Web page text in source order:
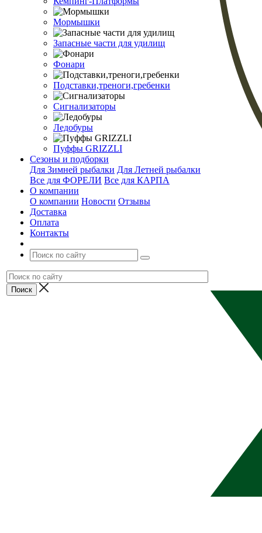
Мормышки
Запасные части для удилищ
Фонари
Подставки,треноги,гребенки
Сигнализаторы
Ледобуры
Пуффы GRIZZLI
Сезоны и подборки
Для Зимней рыбалки Для Летней рыбалки
Все для ФОРЕЛИ Все для КАРПА
О компании
О компании Новости Отзывы
Доставка
Оплата
Контакты